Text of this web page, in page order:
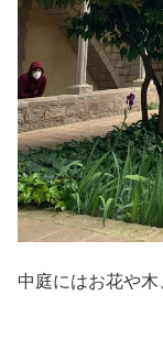
中庭にはお花や木